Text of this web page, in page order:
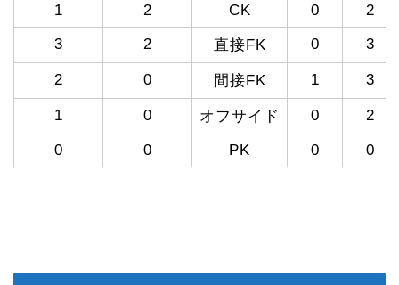
1
2 CK 0
2
3
2 直接FK 0 3
2 0 間接FK 1 3
1 0 オフサイド 0 2
0 0 PK 0 0